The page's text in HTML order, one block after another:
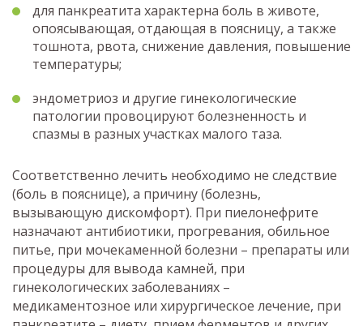
для панкреатита характерна боль в животе,
опоясывающая, отдающая в поясницу, а также
тошнота, рвота, снижение давления, повышение
температуры;
эндометриоз и другие гинекологические
патологии провоцируют болезненность и
спазмы в разных участках малого таза.
Соответственно лечить необходимо не следствие
(боль в пояснице), а причину (болезнь,
вызывающую дискомфорт). При пиелонефрите
назначают антибиотики, прогревания, обильное
питье, при мочекаменной болезни – препараты или
процедуры для вывода камней, при
гинекологических заболеваниях –
медикаментозное или хирургическое лечение, при